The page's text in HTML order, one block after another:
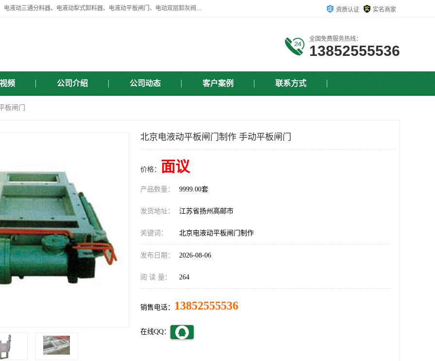
扬州中悦机械有限公司目前主要产品有：全自动液压纠偏器、液压拉紧、电液动三通分料器、电液动犁式卸料器、电液动平板闸门、电动双层卸灰阀、标准件、紧固件、液压泵站、新型电液推杆、皮带全自动液压调正器等，以及除尘通风类百余种产品系列。产品广泛适用于矿山、电力、煤矿、冶金、交通、化工、水利等行业。 资质认证 实名商家
全国免费服务热线：
13852555536
频 公司介绍 公司动态 客户案例 联系方式
板闸门
北京电液动平板闸门制作 手动平板闸门
价格： 面议
产品数量： 9999.00套
发货地址： 江苏省扬州高邮市
关键词： 北京电液动平板闸门制作
发布日期： 2026-08-06
阅 读 量： 264
销售电话： 13852555536
在线QQ：